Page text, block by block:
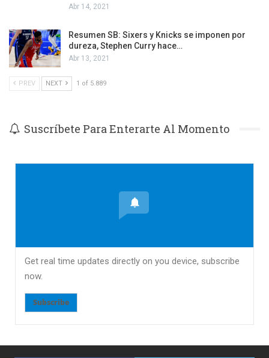
Abr 14, 2021
Resumen SB: Sixers y Knicks se imponen por
dureza, Stephen Curry hace…
Abr 13, 2021
PREV NEXT 1 of 5.889
Suscríbete Para Enterarte Al Momento
Get real time updates directly on you device, subscribe
now.
Subscribe